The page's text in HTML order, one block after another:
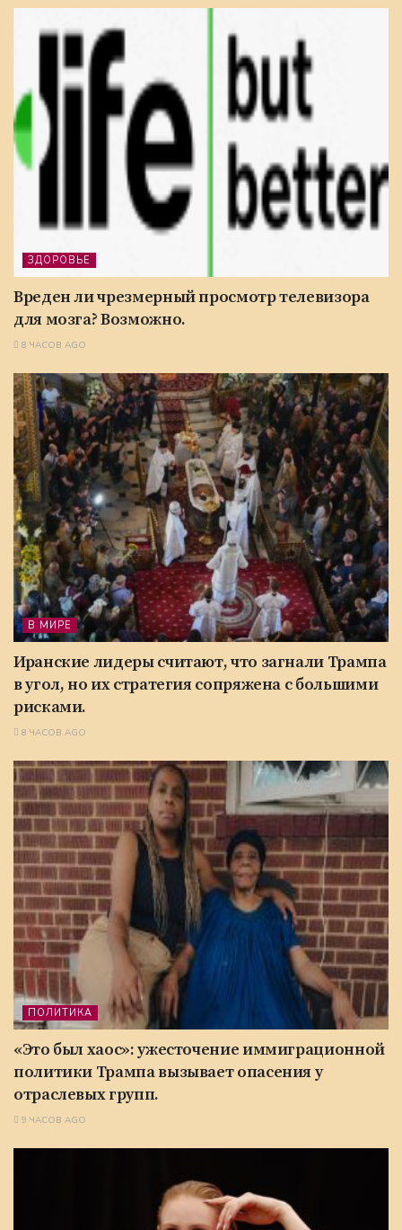
ЗДОРОВЬЕ
Вреден ли чрезмерный просмотр телевизора
для мозга? Возможно.
8 ЧАСОВ AGO
В МИРЕ
Иранские лидеры считают, что загнали Трампа
в угол, но их стратегия сопряжена с большими
рисками.
8 ЧАСОВ AGO
ПОЛИТИКА
«Это был хаос»: ужесточение иммиграционной
политики Трампа вызывает опасения у
отраслевых групп.
9 ЧАСОВ AGO